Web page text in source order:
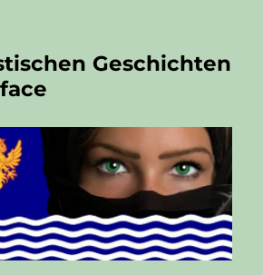
Geschichten